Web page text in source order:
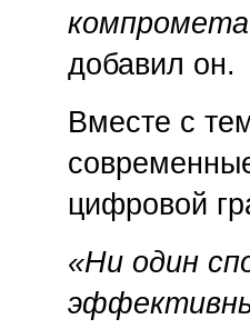
добавил он.
Вместе с
цифровой
«Ни один